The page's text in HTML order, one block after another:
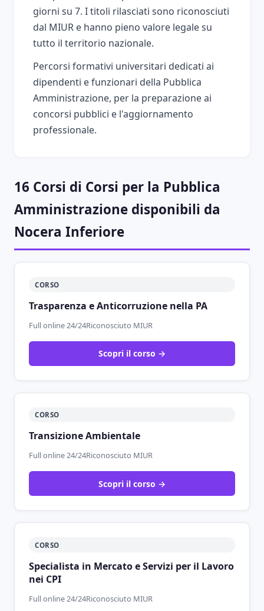
giorni su 7. I titoli rilasciati sono riconosciuti
dal MIUR e hanno pieno valore legale su
tutto il territorio nazionale.
Percorsi formativi universitari dedicati ai
dipendenti e funzionari della Pubblica
Amministrazione, per la preparazione ai
concorsi pubblici e l'aggiornamento
professionale.
16 Corsi di Corsi per la Pubblica
Amministrazione disponibili da
Nocera Inferiore
CORSO
Trasparenza e Anticorruzione nella PA
Full online 24/24Riconosciuto MIUR
Scopri il corso →
CORSO
Transizione Ambientale
Full online 24/24Riconosciuto MIUR
Scopri il corso →
CORSO
Specialista in Mercato e Servizi per il Lavoro
nei CPI
Full online 24/24Riconosciuto MIUR